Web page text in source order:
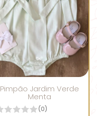
Pimpão Jardim Verde
Menta
(0)